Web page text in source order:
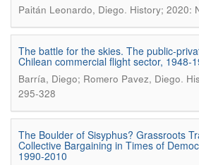
Paitán Leonardo, Diego. History; 2020:
The battle for the skies. The public-
Chilean commercial flight sector, 1948-
Barría, Diego; Romero Pavez, Diego.
295-328
The Boulder of Sisyphus? Grassroots
Collective Bargaining in Times of
1990-2010